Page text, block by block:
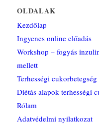
OLDALAK
Kezdőlap
Ingyenes online előadás
Workshop – fogyás
mellett
Terhességi cukorbetegség
Diétás alapok terhességi
Rólam
Adatvédelmi nyilatkozat